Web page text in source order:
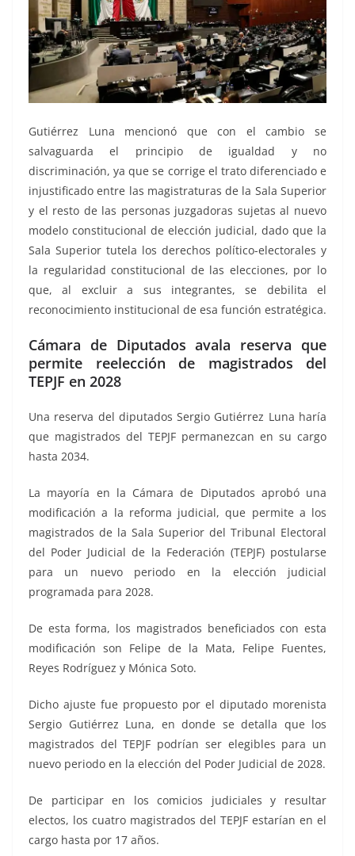
Gutiérrez Luna mencionó que con el cambio se
salvaguarda el principio de igualdad y no
discriminación, ya que se corrige el trato diferenciado e
injustificado entre las magistraturas de la Sala Superior
y el resto de las personas juzgadoras sujetas al nuevo
modelo constitucional de elección judicial, dado que la
Sala Superior tutela los derechos político-electorales y
la regularidad constitucional de las elecciones, por lo
que, al excluir a sus integrantes, se debilita el
reconocimiento institucional de esa función estratégica.
Cámara de Diputados avala reserva que
permite reelección de magistrados del
TEPJF en 2028
Una reserva del diputados Sergio Gutiérrez Luna haría
que magistrados del TEPJF permanezcan en su cargo
hasta 2034.
La mayoría en la Cámara de Diputados aprobó una
modificación a la reforma judicial, que permite a los
magistrados de la Sala Superior del Tribunal Electoral
del Poder Judicial de la Federación (TEPJF) postularse
para un nuevo periodo en la elección judicial
programada para 2028.
De esta forma, los magistrados beneficiados con esta
modificación son Felipe de la Mata, Felipe Fuentes,
Reyes Rodríguez y Mónica Soto.
Dicho ajuste fue propuesto por el diputado morenista
Sergio Gutiérrez Luna, en donde se detalla que los
magistrados del TEPJF podrían ser elegibles para un
nuevo periodo en la elección del Poder Judicial de 2028.
De participar en los comicios judiciales y resultar
electos, los cuatro magistrados del TEPJF estarían en el
cargo hasta por 17 años.